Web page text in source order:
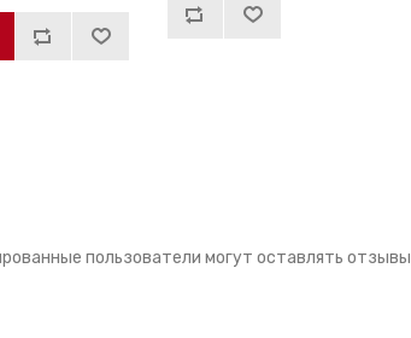
пользователи могут оставлять отзывы